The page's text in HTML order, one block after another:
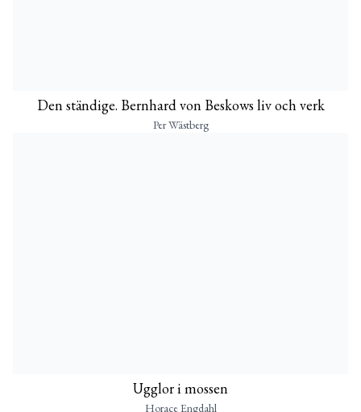
Den ständige. Bernhard von Beskows liv och verk
Per Wästberg
Ugglor i mossen
Horace Engdahl